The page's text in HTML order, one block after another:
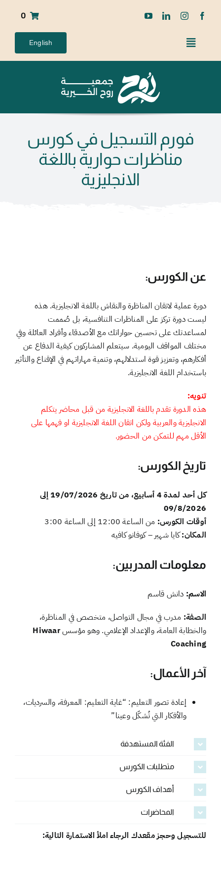
0
English
فورم التسجيل في كورس
مناظرات حوارية باللغة
الانجليزية
عن الكورس:
دورة عملية لاتقان المناظرة والنقاش باللغة الانجليزية. هذه
ليست دورة تركز على المناظرات التنافسية، بل صُممت
لمساعدتك على تحسين حواراتك مع الأصدقاء وأفراد العائلة وفي
مختلف المواقف اليومية. سيتعلم المشاركون كيفية الدفاع عن
أفكارهم، وتعزيز قوة استدلالهم، وتنمية مهاراتهم في الإقناع والتأثير
باستخدام اللغة الانجليزية.
تنويه:
هذه الدورة تقدم باللغة الانجليزية من قبل محاضر يتكلم
الانجليزية والعربية ولكن اتقان اللغة الانجليزية او فهمها على
الأقل مهم للتمكن من الحضور.
تاريخ الكورس:
كل أحد لمدة 4 أسابيع، من تاريخ 19/07/2026 إلى
09/8/2026
أوقات الكورس: من الساعة 12:00 إلى الساعة 3:00
المكان:كايا شهير – كوفانو كافيه
معلومات المدربين:
الاسم: دانش قاسم
الصفة: مدرب في مجال التواصل، متخصص في المناظرة،
والخطابة العامة، والإعداد الإعلامي. وهو مؤسسHiwaar
Coaching
آخر الأعمال:
إعادة تصور التعليم: “غاية التعليم: المعرفة، والسرديات،
والأفكار التي تُشكّل وعينا”
الفئة المستهدفة
متطلبات الكورس
أهداف الكورس
المحاضرات
للتسجيل وحجز مقعدك الرجاء املأ الاستمارة التالية: